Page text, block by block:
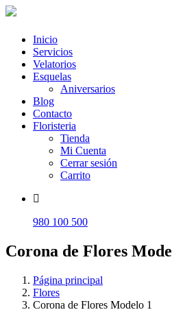
Inicio
Servicios
Velatorios
Esquelas
Aniversarios
Blog
Contacto
Floristeria
Tienda
Mi Cuenta
Cerrar sesión
Carrito
980 100 500
Corona de Flores
Página principal
Flores
Corona de Flores Modelo 1